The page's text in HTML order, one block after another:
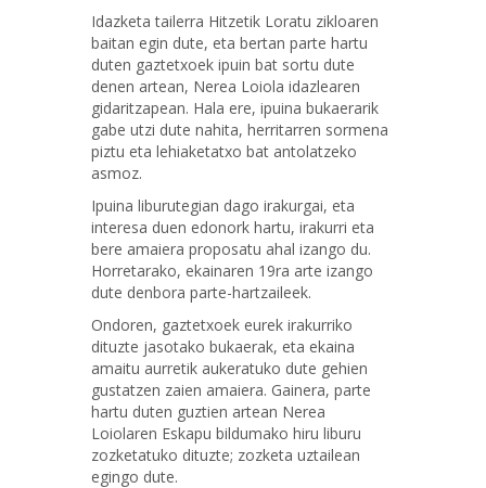
Idazketa tailerra Hitzetik Loratu zikloaren
baitan egin dute, eta bertan parte hartu
duten gaztetxoek ipuin bat sortu dute
denen artean, Nerea Loiola idazlearen
gidaritzapean. Hala ere, ipuina bukaerarik
gabe utzi dute nahita, herritarren sormena
piztu eta lehiaketatxo bat antolatzeko
asmoz.
Ipuina liburutegian dago irakurgai, eta
interesa duen edonork hartu, irakurri eta
bere amaiera proposatu ahal izango du.
Horretarako, ekainaren 19ra arte izango
dute denbora parte-hartzaileek.
Ondoren, gaztetxoek eurek irakurriko
dituzte jasotako bukaerak, eta ekaina
amaitu aurretik aukeratuko dute gehien
gustatzen zaien amaiera. Gainera, parte
hartu duten guztien artean Nerea
Loiolaren Eskapu bildumako hiru liburu
zozketatuko dituzte; zozketa uztailean
egingo dute.